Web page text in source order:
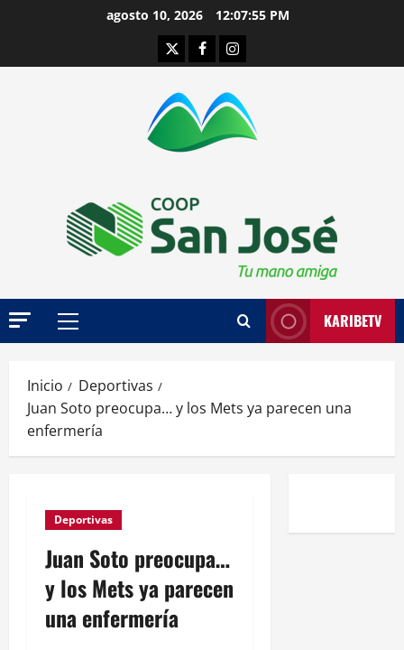
agosto 10, 2026 12:07:56 PM
TwitterFacebookInstagram
Menú
KARIBETV
Inicio
Deportivas
Juan Soto preocupa… y los Mets ya parecen una
enfermería
Deportivas
Juan Soto preocupa…
y los Mets ya parecen
una enfermería